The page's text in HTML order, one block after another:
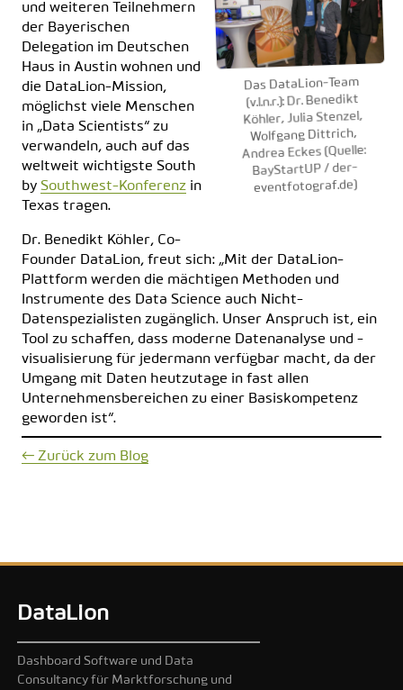
Das DataLion-Team
(v.l.n.r.): Dr. Benedikt
Köhler, Julia Stenzel,
Wolfgang Dittrich,
Andrea Eckes (Quelle:
BayStartUP / der-
eventfotograf.de)
und weiteren Teilnehmern
der Bayerischen
Delegation im Deutschen
Haus in Austin wohnen und
die DataLion-Mission,
möglichst viele Menschen
in „Data Scientists“ zu
verwandeln, auch auf das
weltweit wichtigste South
by Southwest-Konferenz in
Texas tragen.
Dr. Benedikt Köhler, Co-
Founder DataLion, freut sich: „Mit der DataLion-
Plattform werden die mächtigen Methoden und
Instrumente des Data Science auch Nicht-
Datenspezialisten zugänglich. Unser Anspruch ist, ein
Tool zu schaffen, dass moderne Datenanalyse und -
visualisierung für jedermann verfügbar macht, da der
Umgang mit Daten heutzutage in fast allen
Unternehmensbereichen zu einer Basiskompetenz
geworden ist“.
← Zurück zum Blog
DataLion
Dashboard Software und Data
Consultancy für Marktforschung und